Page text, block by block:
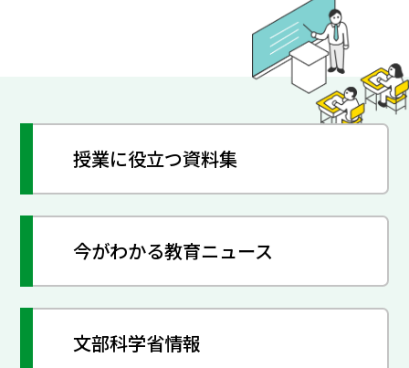
授業に役立つ資料集
今がわかる教育ニュース
文部科学省情報